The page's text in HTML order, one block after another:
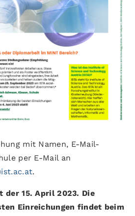
mit Namen, E-Mail-
per E-Mail an
.
der 15. April 2023. Die
Einreichungen findet beim